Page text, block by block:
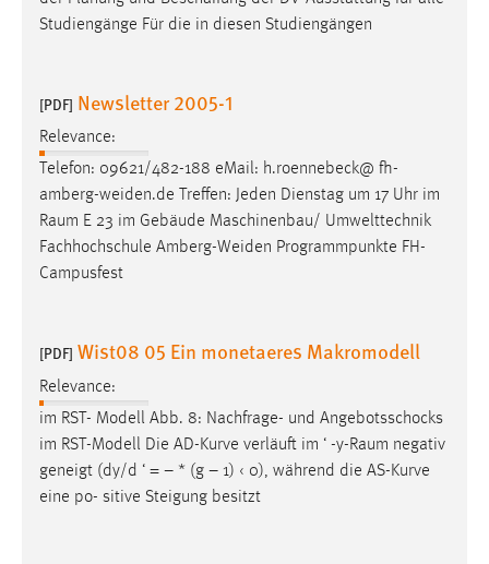
Studiengänge Für die in diesen Studiengängen
[PDF] Newsletter 2005-1
Relevance:
Telefon: 09621/482-188 eMail: h.roennebeck@ fh-
amberg-weiden.de Treffen: Jeden Dienstag um 17 Uhr im
Raum E 23 im Gebäude Maschinenbau/ Umwelttechnik
Fachhochschule Amberg-Weiden Programmpunkte FH-
Campusfest
[PDF] Wist08 05 Ein monetaeres Makromodell
Relevance:
im RST- Modell Abb. 8: Nachfrage- und Angebotsschocks
im RST-Modell Die AD-Kurve verläuft im ‘ -y-Raum negativ
geneigt (dy/d ‘ = – * (g – 1) ‹ 0), während die AS-Kurve
eine po- sitive Steigung besitzt